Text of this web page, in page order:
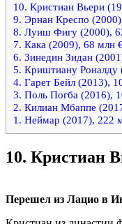
10. Кристиан Вьери
9. Эрнан Креспо
8. Луиш Фигу (2000),
7. Кака (2009), 68 млн
6. Зинедин Зидан
5. Криштиану Роналду
4. Гарет Бейл (2013),
3. Поль Погба (2016),
2. Килиан Мбаппе
1. Неймар (2017), 222
10. Кристиан
Перешел из Лацио в